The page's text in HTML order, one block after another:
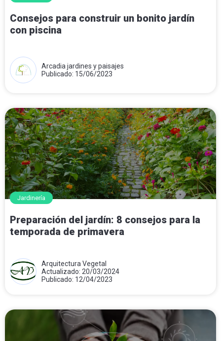
Consejos para construir un bonito jardín
con piscina
Arcadia jardines y paisajes
Publicado: 15/06/2023
Jardinería
Preparación del jardín: 8 consejos para la
temporada de primavera
Arquitectura Vegetal
Actualizado: 20/03/2024
Publicado: 12/04/2023